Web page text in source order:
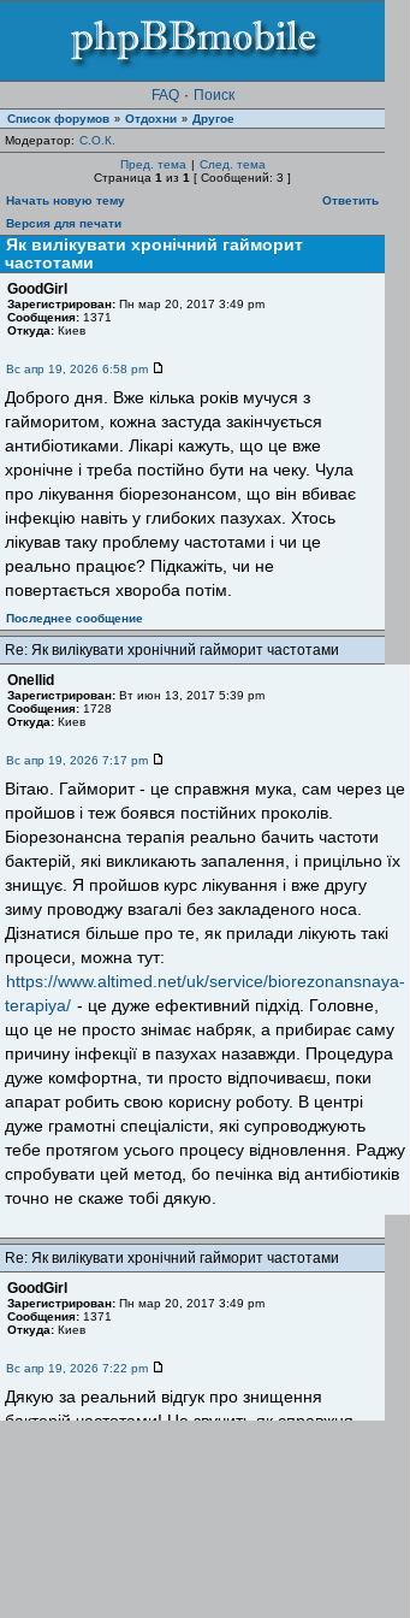
FAQ · Поиск
Список форумов » Отдохни » Другое
Модератор: С.О.К.
Пред. тема | След. тема
Страница 1 из 1 [ Сообщений: 3 ]
Начать новую тему
Ответить
Версия для печати
Як вилікувати хронічний гайморит
частотами
GoodGirl
Зарегистрирован: Пн мар 20, 2017 3:49 pm
Сообщения: 1371
Откуда: Киев
Вс апр 19, 2026 6:58 pm
Доброго дня. Вже кілька років мучуся з
гайморитом, кожна застуда закінчується
антибіотиками. Лікарі кажуть, що це вже
хронічне і треба постійно бути на чеку. Чула
про лікування біорезонансом, що він вбиває
інфекцію навіть у глибоких пазухах. Хтось
лікував таку проблему частотами і чи це
реально працює? Підкажіть, чи не
повертається хвороба потім.
Последнее сообщение
Re: Як вилікувати хронічний гайморит частотами
Onellid
Зарегистрирован: Вт июн 13, 2017 5:39 pm
Сообщения: 1728
Откуда: Киев
Вс апр 19, 2026 7:17 pm
Вітаю. Гайморит - це справжня мука, сам через це
пройшов і теж боявся постійних проколів.
Біорезонансна терапія реально бачить частоти
бактерій, які викликають запалення, і прицільно їх
знищує. Я пройшов курс лікування і вже другу
зиму проводжу взагалі без закладеного носа.
Дізнатися більше про те, як прилади лікують такі
процеси, можна тут:
https://www.altimed.net/uk/service/biorezonansnaya-
terapiya/ - це дуже ефективний підхід. Головне,
що це не просто знімає набряк, а прибирає саму
причину інфекції в пазухах назавжди. Процедура
дуже комфортна, ти просто відпочиваєш, поки
апарат робить свою корисну роботу. В центрі
дуже грамотні спеціалісти, які супроводжують
тебе протягом усього процесу відновлення. Раджу
спробувати цей метод, бо печінка від антибіотиків
точно не скаже тобі дякую.
Re: Як вилікувати хронічний гайморит частотами
GoodGirl
Зарегистрирован: Пн мар 20, 2017 3:49 pm
Сообщения: 1371
Откуда: Киев
Вс апр 19, 2026 7:22 pm
Дякую за реальний відгук про знищення
бактерій частотами! Це звучить як справжня